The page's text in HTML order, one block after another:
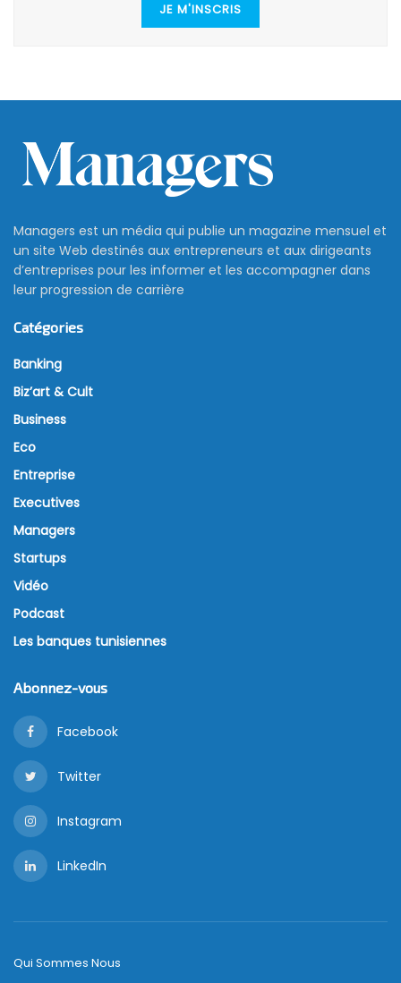
JE M'INSCRIS
Managers est un média qui publie un magazine mensuel et
un site Web destinés aux entrepreneurs et aux dirigeants
d’entreprises pour les informer et les accompagner dans
leur progression de carrière
Catégories
Banking
Biz’art & Cult
Business
Eco
Entreprise
Executives
Managers
Startups
Vidéo
Podcast
Les banques tunisiennes
Abonnez-vous
Facebook
Twitter
Instagram
LinkedIn
Qui Sommes Nous